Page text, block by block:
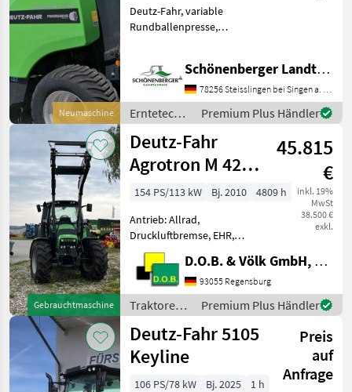
Neumaschine
Deutz-Fahr, variable
Rundballenpresse,
2022 Bereifung 500/45x22.5
2-Leitungs-
Druckluftbremsanlage
Netzbindung Termi
Schönenberger Landtechnik OHG
78256 Steisslingen bei Singen a. Htwl.
Erntetechnik
Grünland /
Deutz Fahr
Premium Plus Händler
Gebrauchtmaschine
Deutz-Fahr
Agrotron M 420
mit FL
45.815
€
inkl. 19%
MwSt
38.500 €
exkl.
154 PS/113 kW Bj. 2010
4809 h
Antrieb: Allrad,
Druckluftbremse, EHR,
Frontladerkonsole,
Frontlader,
Höchstgeschwindigkeit in
km/h: 40 km/h, Luftsitz,
Plattform: Kabine,
Fronthydraulik -
Oberlenker vorne
D.O.B. & Völk GmbH, Filiale Regensburg
93055 Regensburg
Traktoren /
Deutz Fahr
Premium Plus Händler
Deutz-Fahr 5105
Keyline
Preis
auf
Anfrage
106 PS/78 kW Bj. 2025
1 h